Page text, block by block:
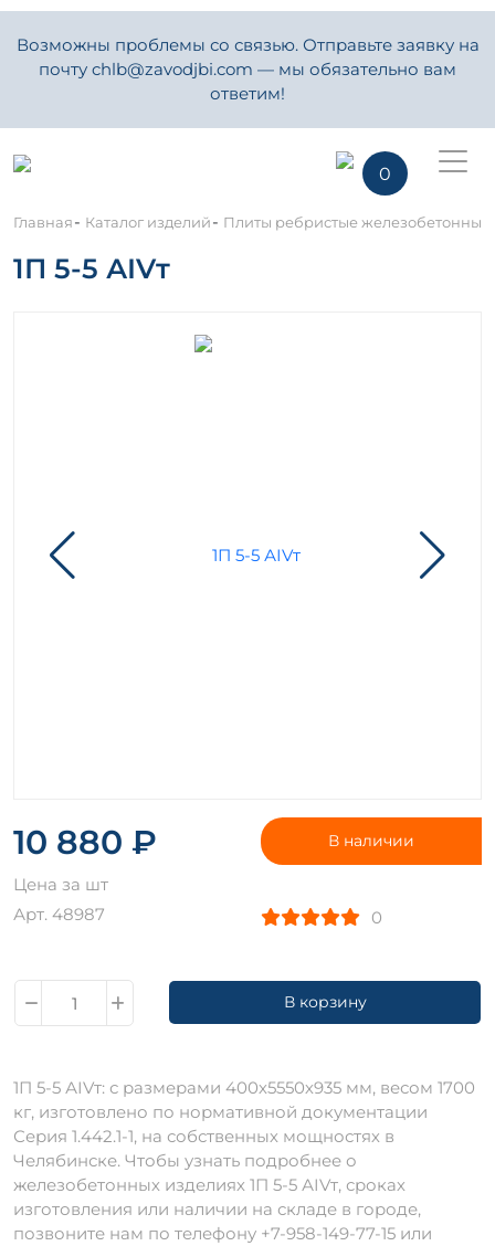
Возможны проблемы со связью. Отправьте заявку на
почту chlb@zavodjbi.com — мы обязательно вам
ответим!
0
Главная- Каталог изделий- Плиты ребристые железобетонные
1П 5-5 АIVт
10 880 ₽
Цена за шт
Арт. 48987
В наличии
0
В корзину
1П 5-5 АIVт: с размерами 400х5550х935 мм, весом 1700
кг, изготовлено по нормативной документации
Серия 1.442.1-1, на собственных мощностях в
Челябинске. Чтобы узнать подробнее о
железобетонных изделиях 1П 5-5 АIVт, сроках
изготовления или наличии на складе в городе,
позвоните нам по телефону +7-958-149-77-15 или